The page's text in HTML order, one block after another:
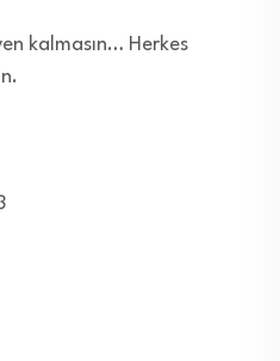
kalmasın… Herkes